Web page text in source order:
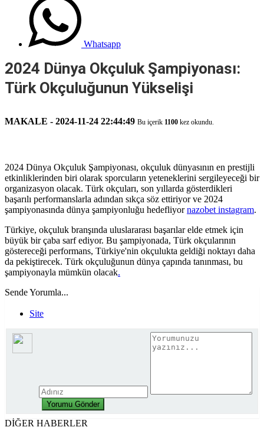
Whatsapp
2024 Dünya Okçuluk Şampiyonası:
Türk Okçuluğunun Yükselişi
MAKALE - 2024-11-24 22:44:49 Bu içerik 1100 kez okundu.
2024 Dünya Okçuluk Şampiyonası, okçuluk dünyasının en prestijli
etkinliklerinden biri olarak sporcuların yeteneklerini sergileyeceği bir
organizasyon olacak. Türk okçuları, son yıllarda gösterdikleri
başarılı performanslarla adından sıkça söz ettiriyor ve 2024
şampiyonasında dünya şampiyonluğu hedefliyornazobet instagram.
Türkiye, okçuluk branşında uluslararası başarılar elde etmek için
büyük bir çaba sarf ediyor. Bu şampiyonada, Türk okçularının
göstereceği performans, Türkiye'nin okçulukta geldiği noktayı daha
da pekiştirecek. Türk okçuluğunun dünya çapında tanınması, bu
şampiyonayla mümkün olacak.
Sende Yorumla...
Site
DİĞER HABERLER